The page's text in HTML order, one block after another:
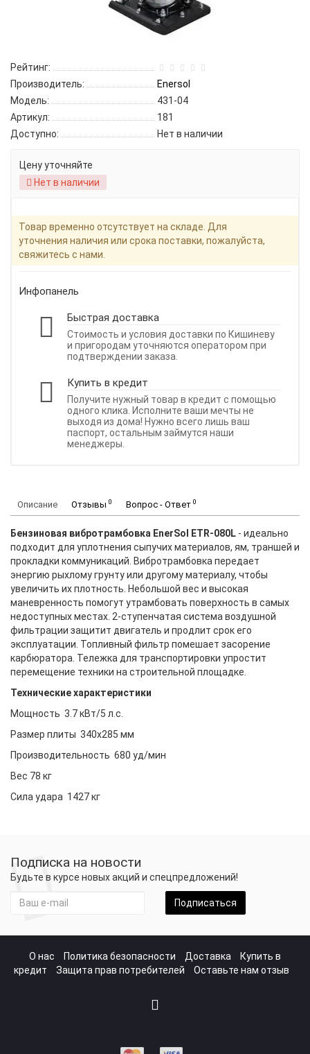
Рейтинг:
Производитель:
Enersol
Модель:
431-04
Артикул:
181
Доступно:
Нет в наличии
Цену уточняйте
Нет в наличии
Товар временно отсутствует на складе. Для
уточнения наличия или срока поставки, пожалуйста,
свяжитесь с нами.
Инфопанель
Быстрая доставка
Стоимость и условия доставки по Кишиневу
и пригородам уточняются оператором при
подтверждении заказа.
Купить в кредит
Получите нужный товар в кредит с помощью
одного клика. Исполните ваши мечты не
выходя из дома! Нужно всего лишь ваш
паспорт, остальным займутся наши
менеджеры.
Описание Отзывы 0 Вопрос - Ответ 0
Бензиновая вибротрамбовка EnerSol ETR-080L - идеально
подходит для уплотнения сыпучих материалов, ям, траншей и
прокладки коммуникаций. Вибротрамбовка передает
энергию рыхлому грунту или другому материалу, чтобы
увеличить их плотность. Небольшой вес и высокая
маневренность помогут утрамбовать поверхность в самых
недоступных местах. 2-ступенчатая система воздушной
фильтрации защитит двигатель и продлит срок его
эксплуатации. Топливный фильтр помешает засорение
карбюратора. Тележка для транспортировки упростит
перемещение техники на строительной площадке.
Технические характеристики
Мощность 3.7 кВт/5 л.с.
Размер плиты 340х285 мм
Производительность 680 уд/мин
Вес 78 кг
Сила удара 1427 кг
Подписка на новости
Будьте в курсе новых акций и спецпредложений!
Подписаться
О нас Политика безопасности Доставка
Купить в
кредит
Защита прав потребителей Оставьте нам отзыв